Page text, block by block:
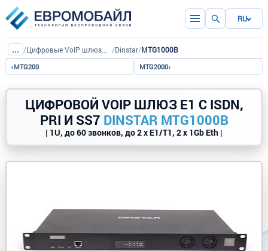
RU
... / Цифровые VoIP шлюзы E1 с ISDN, PRI и SS7 /Dinstar/MTG1000B
‹MTG200 MTG2000›
ЦИФРОВОЙ VOIP ШЛЮЗ E1 С ISDN,
PRI И SS7 DINSTAR MTG1000B
| 1U, до 60 звонков, до 2 x E1/T1, 2 x 1Gb Eth |